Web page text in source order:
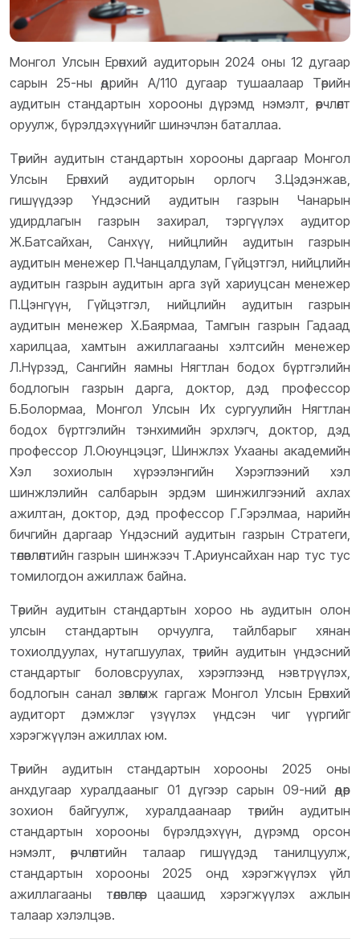
Монгол Улсын Ерөнхий аудиторын 2024 оны 12 дугаар
сарын 25-ны өдрийн А/110 дугаар тушаалаар Төрийн
аудитын стандартын хорооны дүрэмд нэмэлт, өөрчлөлт
оруулж, бүрэлдэхүүнийг шинэчлэн баталлаа.
Төрийн аудитын стандартын хорооны даргаар Монгол
Улсын Ерөнхий аудиторын орлогч З.Цэдэнжав,
гишүүдээр Үндэсний аудитын газрын Чанарын
удирдлагын газрын захирал, тэргүүлэх аудитор
Ж.Батсайхан, Санхүү, нийцлийн аудитын газрын
аудитын менежер П.Чанцалдулам, Гүйцэтгэл, нийцлийн
аудитын газрын аудитын арга зүй хариуцсан менежер
П.Цэнгүүн, Гүйцэтгэл, нийцлийн аудитын газрын
аудитын менежер Х.Баярмаа, Тамгын газрын Гадаад
харилцаа, хамтын ажиллагааны хэлтсийн менежер
Л.Нүрзэд, Сангийн яамны Нягтлан бодох бүртгэлийн
бодлогын газрын дарга, доктор, дэд профессор
Б.Болормаа, Монгол Улсын Их сургуулийн Нягтлан
бодох бүртгэлийн тэнхимийн эрхлэгч, доктор, дэд
профессор Л.Оюунцэцэг, Шинжлэх Ухааны академийн
Хэл зохиолын хүрээлэнгийн Хэрэглээний хэл
шинжлэлийн салбарын эрдэм шинжилгээний ахлах
ажилтан, доктор, дэд профессор Г.Гэрэлмаа, нарийн
бичгийн даргаар Үндэсний аудитын газрын Стратеги,
төлөвлөлтийн газрын шинжээч Т.Ариунсайхан нар тус тус
томилогдон ажиллаж байна.
Төрийн аудитын стандартын хороо нь аудитын олон
улсын стандартын орчуулга, тайлбарыг хянан
тохиолдуулах, нутагшуулах, төрийн аудитын үндэсний
стандартыг боловсруулах, хэрэглээнд нэвтрүүлэх,
бодлогын санал зөвлөмж гаргаж Монгол Улсын Ерөнхий
аудиторт дэмжлэг үзүүлэх үндсэн чиг үүргийг
хэрэгжүүлэн ажиллах юм.
Төрийн аудитын стандартын хорооны 2025 оны
анхдугаар хуралдааныг 01 дүгээр сарын 09-ний өдөр
зохион байгуулж, хуралдаанаар төрийн аудитын
стандартын хорооны бүрэлдэхүүн, дүрэмд орсон
нэмэлт, өөрчлөлтийн талаар гишүүдэд танилцуулж,
стандартын хорооны 2025 онд хэрэгжүүлэх үйл
ажиллагааны төлөвлөгөө, цаашид хэрэгжүүлэх ажлын
талаар хэлэлцэв.